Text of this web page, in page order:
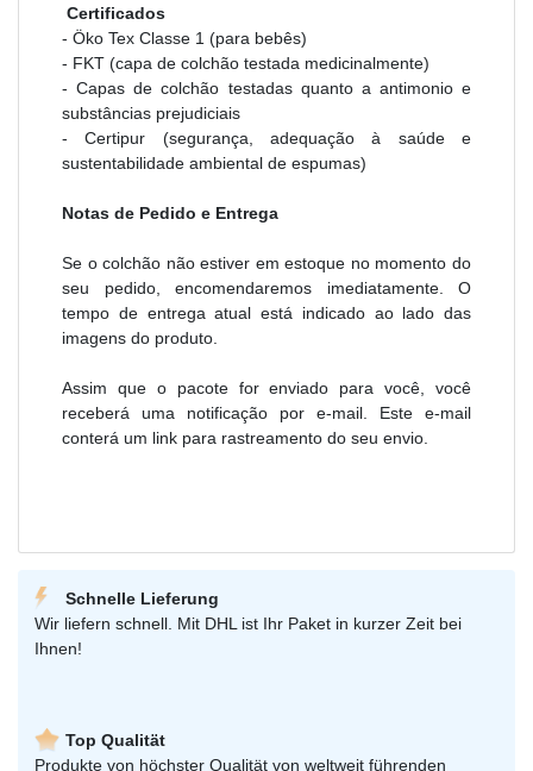
Certificados
- Öko Tex Classe 1 (para bebês)
- FKT (capa de colchão testada medicinalmente)
- Capas de colchão testadas quanto a antimonio e
substâncias prejudiciais
- Certipur (segurança, adequação à saúde e
sustentabilidade ambiental de espumas)
Notas de Pedido e Entrega
Se o colchão não estiver em estoque no momento do
seu pedido, encomendaremos imediatamente. O
tempo de entrega atual está indicado ao lado das
imagens do produto.
Assim que o pacote for enviado para você, você
receberá uma notificação por e-mail. Este e-mail
conterá um link para rastreamento do seu envio.
Schnelle Lieferung
Wir liefern schnell. Mit DHL ist Ihr Paket in kurzer Zeit bei
Ihnen!
Top Qualität
Produkte von höchster Qualität von weltweit führenden